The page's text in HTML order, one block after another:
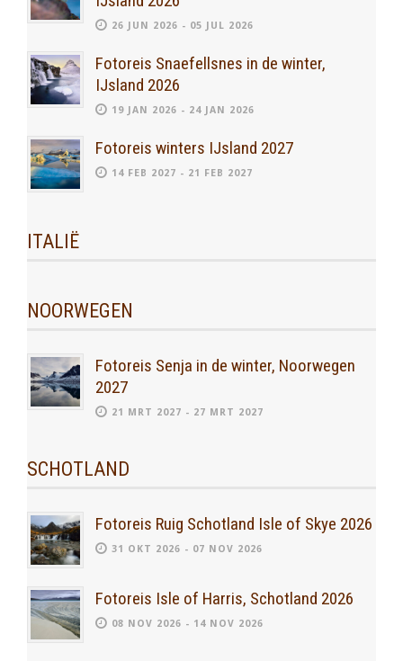
26 JUN 2026 - 05 JUL 2026
Fotoreis Snaefellsnes in de winter,
IJsland 2026
19 JAN 2026 - 24 JAN 2026
Fotoreis winters IJsland 2027
14 FEB 2027 - 21 FEB 2027
ITALIË
NOORWEGEN
Fotoreis Senja in de winter, Noorwegen
2027
21 MRT 2027 - 27 MRT 2027
SCHOTLAND
Fotoreis Ruig Schotland Isle of Skye 2026
31 OKT 2026 - 07 NOV 2026
Fotoreis Isle of Harris, Schotland 2026
08 NOV 2026 - 14 NOV 2026